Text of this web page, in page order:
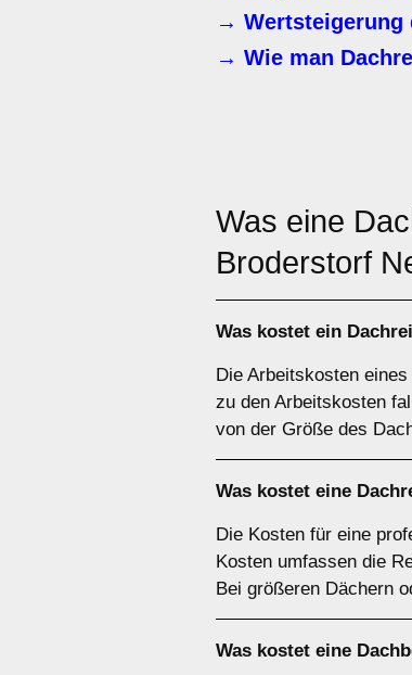
→ Wertsteigerung
→ Wie man
Was eine
Broderstorf
Was kostet ein
Die Arbeitskosten
zu den Arbeitskosten
von der Größe des
Was kostet eine
Die Kosten für eine
Kosten umfassen die
Bei größeren Dächern
Was kostet eine